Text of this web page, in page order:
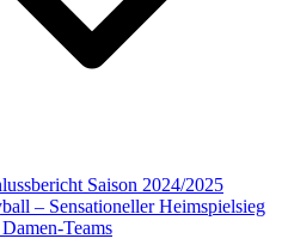
Saison 2024/2025
– Sensationeller Heimspielsieg
Teams